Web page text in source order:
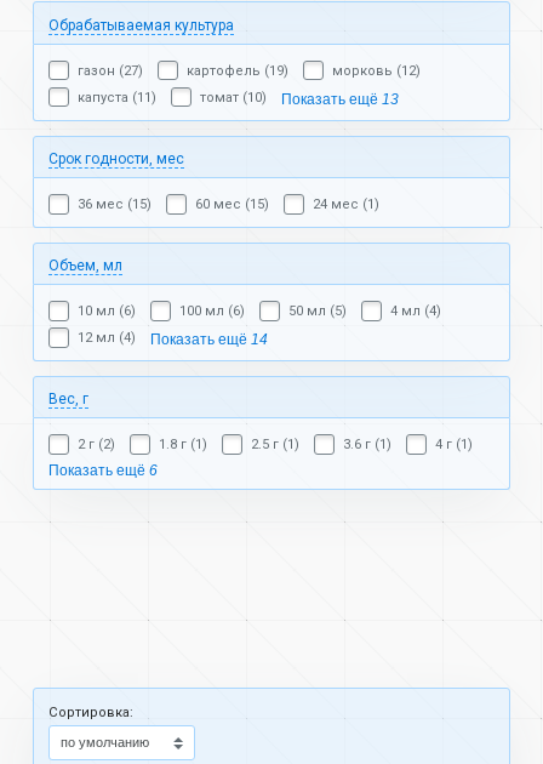
Обрабатываемая культура
газон (27) картофель (19)
морковь (12)
капуста (11)
томат (10) Показать ещё 13
Срок годности, мес
36 мес (15) 60 мес (15) 24 мес (1)
Объем, мл
10 мл (6) 100 мл (6) 50 мл (5)
4 мл (4)
12 мл (4)
Показать ещё 14
Вес, г
2 г (2) 1.8 г (1) 2.5 г (1) 3.6 г (1) 4 г (1)
Показать ещё 6
Cортировка: